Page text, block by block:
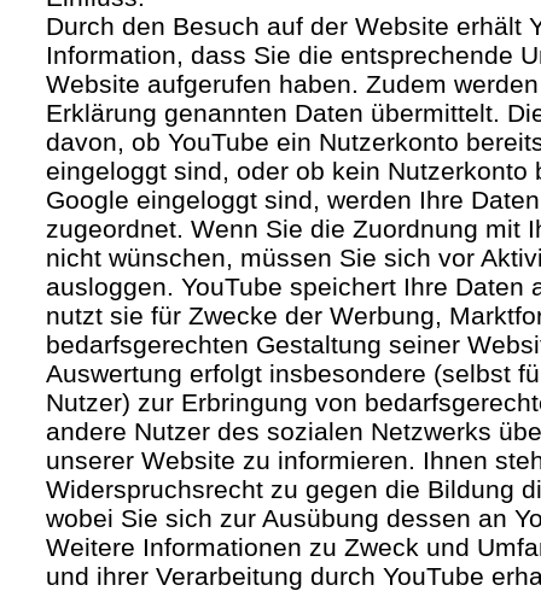
Durch den Besuch auf der Website erhält
Information, dass Sie die entsprechende
Website aufgerufen haben. Zudem
Erklärung genannten Daten übermittelt.
davon, ob YouTube ein Nutzerkonto
eingeloggt sind, oder ob kein Nutzerkonto
Google eingeloggt sind, werden Ihre
zugeordnet. Wenn Sie die Zuordnung mit
nicht wünschen, müssen Sie sich vor
ausloggen. YouTube speichert Ihre Daten
nutzt sie für Zwecke der Werbung,
bedarfsgerechten Gestaltung seiner
Auswertung erfolgt insbesondere (selbst
Nutzer) zur Erbringung von
andere Nutzer des sozialen Netzwerks
unserer Website zu informieren. Ihnen
Widerspruchsrecht zu gegen die Bildung
wobei Sie sich zur Ausübung dessen an
Weitere Informationen zu Zweck und
und ihrer Verarbeitung durch YouTube